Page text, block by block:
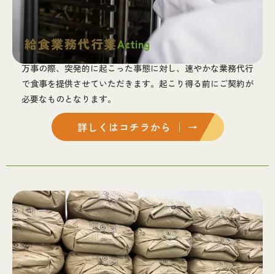
Acting
給食業務代行業
万事の際、突発的に起こった事態に対し、速やかな業務代行
で食事を提供させていただきます。起こり得る前にご契約が
必要なものとなります。
詳しくはコチラから │ →